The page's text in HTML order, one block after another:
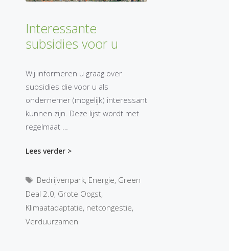
Interessante
subsidies voor u
Wij informeren u graag over
subsidies die voor u als
ondernemer (mogelijk) interessant
kunnen zijn. Deze lijst wordt met
regelmaat …
Lees verder >
Tags
Bedrijvenpark, Energie, Green
Deal 2.0, Grote Oogst,
Klimaatadaptatie, netcongestie,
Verduurzamen